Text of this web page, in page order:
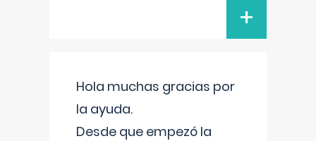
+
Hola muchas gracias por
la ayuda.
Desde que empezó la